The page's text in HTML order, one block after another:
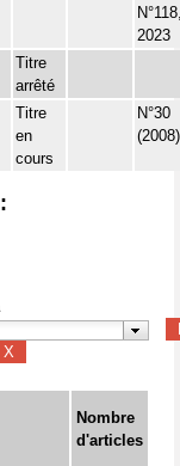
2023
Titre
arrêté
Titre
en
cours
N°30
Nombre
d'articles